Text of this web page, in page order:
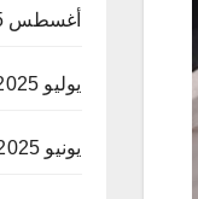
أغسطس 2025
يوليو 2025
يونيو 2025